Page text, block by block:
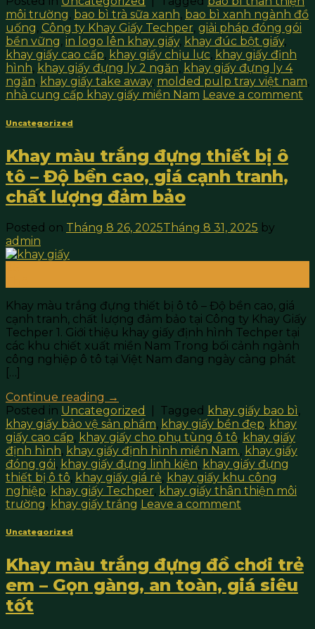
môi trường, bao bì trà sữa xanh, bao bì xanh ngành đồ
uống, Công ty Khay Giấy Techper, giải pháp đóng gói
bền vững, in logo lên khay giấy, khay đúc bột giấy,
khay giấy cao cấp, khay giấy chịu lực, khay giấy định
hình, khay giấy đựng ly 2 ngăn, khay giấy đựng ly 4
ngăn, khay giấy take away, molded pulp tray việt nam,
nhà cung cấp khay giấy miền Nam Leave a comment
Uncategorized
Khay màu trắng đựng thiết bị ô
tô – Độ bền cao, giá cạnh tranh,
chất lượng đảm bảo
Posted on Tháng 8 26, 2025Tháng 8 31, 2025 by
admin
Khay màu trắng đựng thiết bị ô tô – Độ bền cao, giá
cạnh tranh, chất lượng đảm bảo tại Công ty Khay Giấy
Techper 1. Giới thiệu khay giấy định hình Techper tại
các khu chiết xuất miền Nam Trong bối cảnh ngành
công nghiệp ô tô tại Việt Nam đang ngày càng phát
[…]
Continue reading →
Posted in Uncategorized Tagged khay giấy bao bì,
khay giấy bảo vệ sản phẩm, khay giấy bền đẹp, khay
giấy cao cấp, khay giấy cho phụ tùng ô tô, khay giấy
định hình, khay giấy định hình miền Nam., khay giấy
đóng gói, khay giấy đựng linh kiện, khay giấy đựng
thiết bị ô tô, khay giấy giá rẻ, khay giấy khu công
nghiệp, khay giấy Techper, khay giấy thân thiện môi
trường, khay giấy trắng Leave a comment
Uncategorized
Khay màu trắng đựng đồ chơi trẻ
em – Gọn gàng, an toàn, giá siêu
tốt